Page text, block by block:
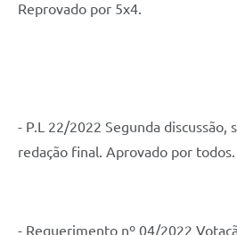
Reprovado por 5x4.
- P.L 22/2022 Segunda discussão,
redação final. Aprovado por todos.
- Requerimento nº 04/2022